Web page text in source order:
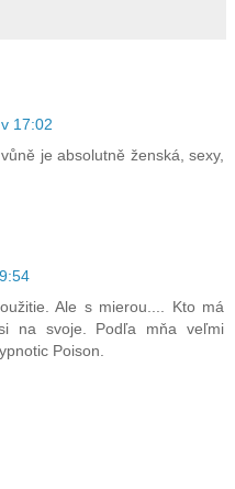
17:02
je absolutně ženská, sexy,
Ale s mierou.... Kto má
na svoje. Podľa mňa veľmi
Poison.